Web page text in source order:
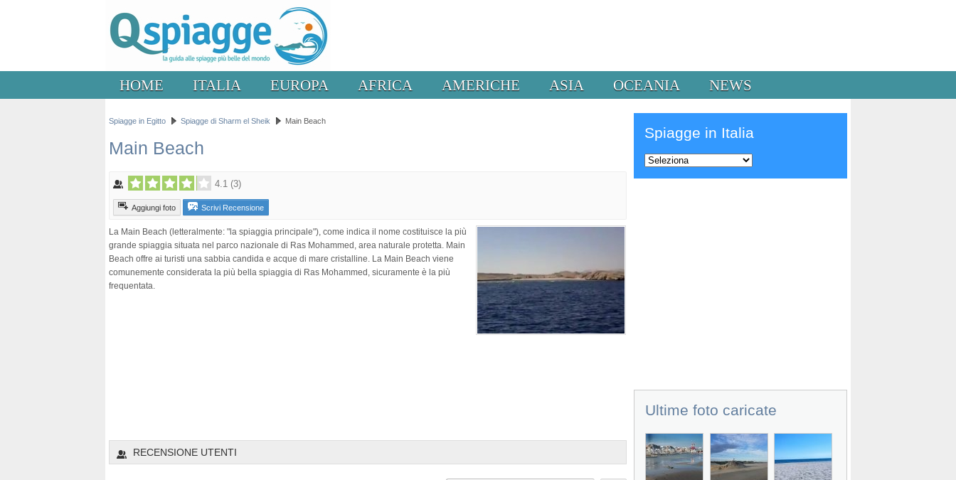
HOME ITALIA EUROPA AFRICA AMERICHE ASIA OCEANIA NEWS
Spiagge in Egitto Spiagge di Sharm el Sheik Main Beach
Main Beach
4.1 (3)
Aggiungi foto Scrivi Recensione
La Main Beach (letteralmente: "la spiaggia principale"), come indica il nome costituisce la più
grande spiaggia situata nel parco nazionale di Ras Mohammed, area naturale protetta. Main
Beach offre ai turisti una sabbia candida e acque di mare cristalline. La Main Beach viene
comunemente considerata la più bella spiaggia di Ras Mohammed, sicuramente è la più
frequentata.
RECENSIONE UTENTI
Spiagge in Italia
Ultime foto caricate